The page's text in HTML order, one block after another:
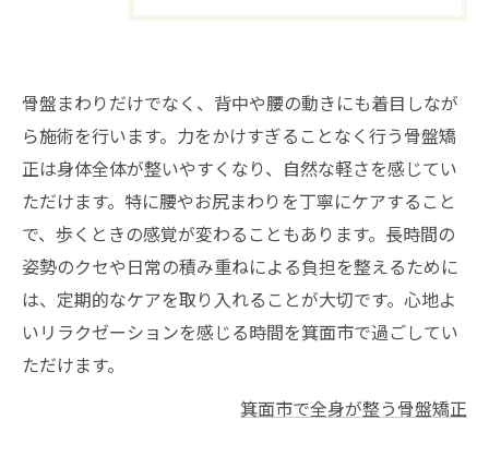
骨盤まわりだけでなく、背中や腰の動きにも着目しなが
ら施術を行います。力をかけすぎることなく行う骨盤矯
正は身体全体が整いやすくなり、自然な軽さを感じてい
ただけます。特に腰やお尻まわりを丁寧にケアすること
で、歩くときの感覚が変わることもあります。長時間の
姿勢のクセや日常の積み重ねによる負担を整えるために
は、定期的なケアを取り入れることが大切です。心地よ
いリラクゼーションを感じる時間を箕面市で過ごしてい
ただけます。
箕面市で全身が整う骨盤矯正